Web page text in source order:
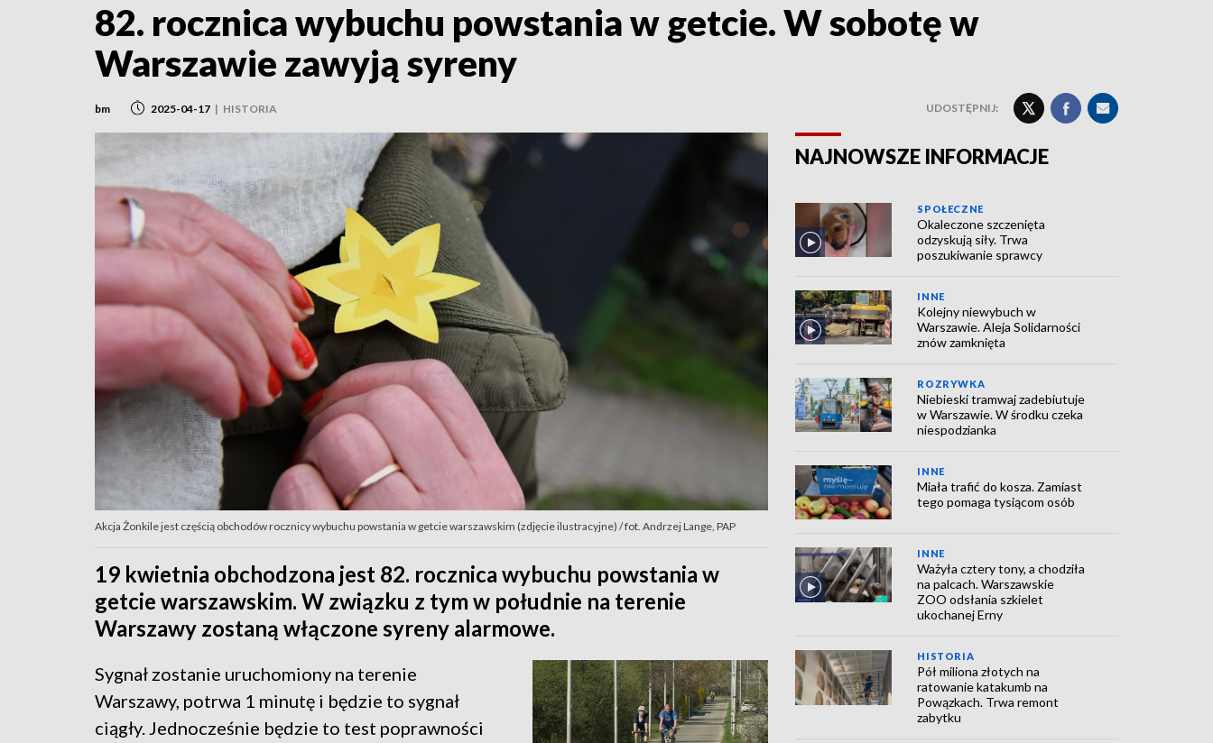
82. rocznica wybuchu powstania w getcie. W sobotę w
Warszawie zawyją syreny
bm 2025-04-17 | HISTORIA UDOSTĘPNIJ:
Akcja Żonkile jest częścią obchodów rocznicy wybuchu powstania w getcie warszawskim (zdjęcie ilustracyjne) / fot. Andrzej Lange, PAP
19 kwietnia obchodzona jest 82. rocznica wybuchu powstania w
getcie warszawskim. W związku z tym w południe na terenie
Warszawy zostaną włączone syreny alarmowe.
Sygnał zostanie uruchomiony na terenie
Warszawy, potrwa 1 minutę i będzie to sygnał
ciągły. Jednocześnie będzie to test poprawności
NAJNOWSZE INFORMACJE
SPOŁECZNE
Okaleczone szczenięta
odzyskują siły. Trwa
poszukiwanie sprawcy
INNE
Kolejny niewybuch w
Warszawie. Aleja Solidarności
znów zamknięta
ROZRYWKA
Niebieski tramwaj zadebiutuje
w Warszawie. W środku czeka
niespodzianka
INNE
Miała trafić do kosza. Zamiast
tego pomaga tysiącom osób
INNE
Ważyła cztery tony, a chodziła
na palcach. Warszawskie
ZOO odsłania szkielet
ukochanej Erny
HISTORIA
Pół miliona złotych na
ratowanie katakumb na
Powązkach. Trwa remont
zabytku